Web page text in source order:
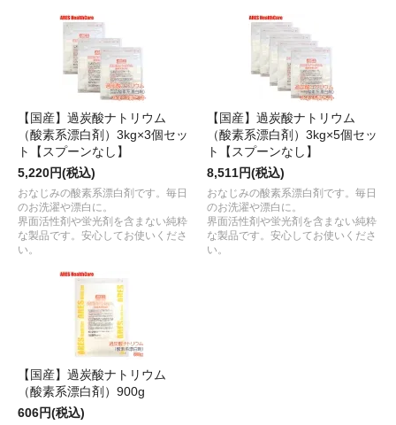
【国産】過炭酸ナトリウム
（酸素系漂白剤）3kg×3個セッ
ト【スプーンなし】
5,220円(税込)
おなじみの酸素系漂白剤です。毎日
のお洗濯や漂白に。
界面活性剤や蛍光剤を含まない純粋
な製品です。安心してお使いくださ
い。
【国産】過炭酸ナトリウム
（酸素系漂白剤）3kg×5個セッ
ト【スプーンなし】
8,511円(税込)
おなじみの酸素系漂白剤です。毎日
のお洗濯や漂白に。
界面活性剤や蛍光剤を含まない純粋
な製品です。安心してお使いくださ
い。
【国産】過炭酸ナトリウム
（酸素系漂白剤）900g
606円(税込)